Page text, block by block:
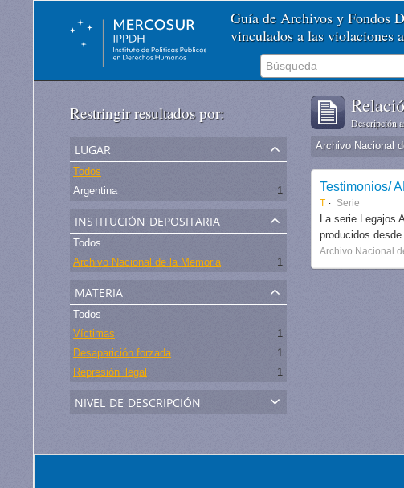
Guía de Archivos y Fondos
vinculados a las violaciones
Restringir resultados por:
lugar
Todos
Argentina
1
institución depositaria
Todos
Archivo Nacional de la Memoria
1
materia
Todos
Víctimas
1
Desaparición forzada
1
Represión ilegal
1
nivel de descripción
Descripción
Archivo Nacional
Testimonios/
T Serie
La serie Legajos
producidos desde
Archivo Nacional